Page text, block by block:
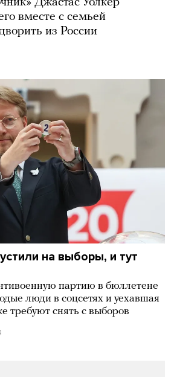
вместе с семьей
из России
на выборы, и тут
партию в бюллетене
люди в соцсетях и уехавшая
требуют снять с выборов